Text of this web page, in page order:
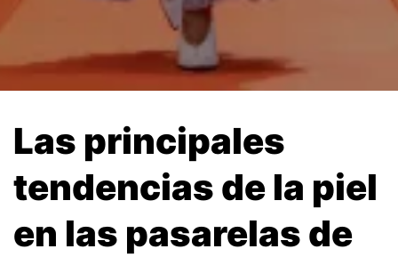
Las principales
tendencias de la piel
en las pasarelas de